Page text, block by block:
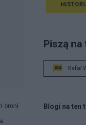
broni
Piszą
Rafał
Blogi na ten